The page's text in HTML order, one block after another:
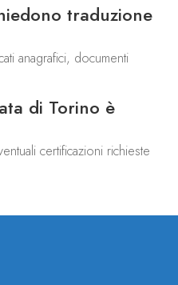
traduzione
anagrafici, documenti
di Torino è
certificazioni richieste